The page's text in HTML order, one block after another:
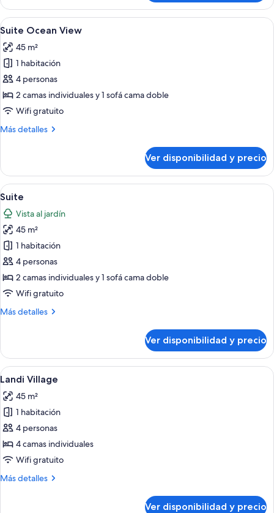
doble
estándar
Ver
todas
las
fotos
de
Suite
Ocean
Habitación de hotel con cama,
5
Suite Ocean View
45 m²
1 habitación
4 personas
2 camas individuales y 1 sofá cama doble
Wifi gratuito
Más detalles
Más
Ocean
View
Ver disponibilidad y precio
Ver
todas
las
fotos
de
Suite
Habitación de hotel con cama, sofá,
6
Suite
Vista al jardín
45 m²
1 habitación
4 personas
2 camas individuales y 1 sofá cama doble
Wifi gratuito
Más detalles
Más
Ver disponibilidad y precio
Ver
todas
las
fotos
de
Landi
Village
Habitación de hotel con sofá,
10
Landi Village
45 m²
1 habitación
4 personas
4 camas individuales
Wifi gratuito
Más detalles
Más
Ver disponibilidad y precio